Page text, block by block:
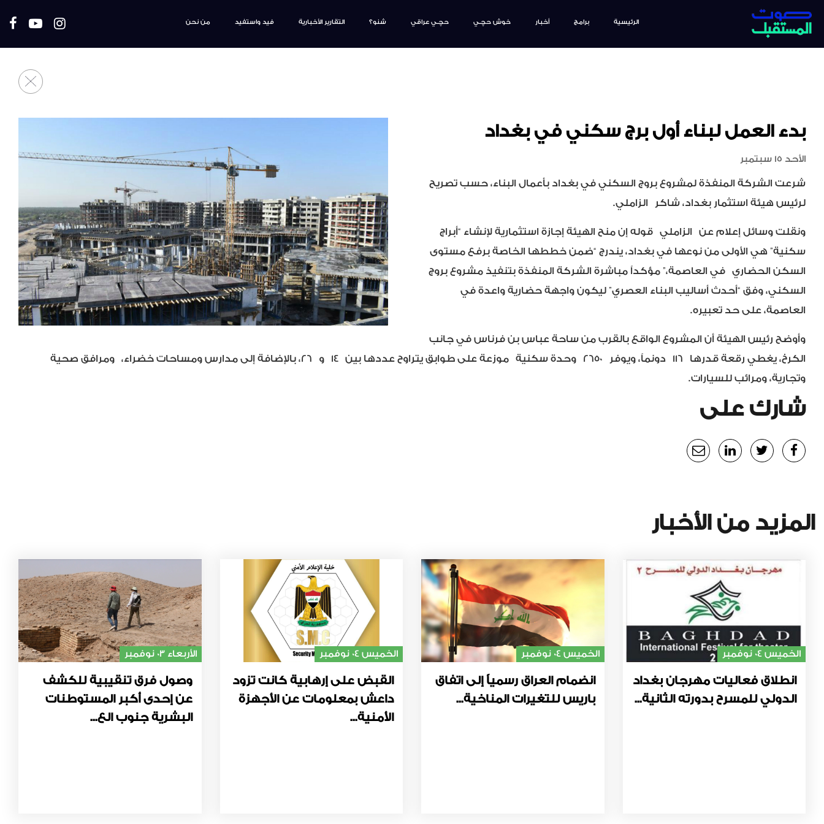
الرئيسية برامج أخبار خوش حچـي حچـي عراقي شنو؟ التقارير الأخبارية فيد واستفيد من نحن
بدء العمل لبناء أول برج سكني في بغداد
الأحد 15 سبتمبر
شرعت الشركة المنفذة لمشروع بروج السكني في بغداد بأعمال البناء، حسب تصريح
لرئيس هيئة استثمار بغداد، شاكر الزاملي.
ونقلت وسائل إعلام عن الزاملي قوله إن منح الهيئة إجازة استثمارية لإنشاء “أبراج
سكنية” هي الأولى من نوعها في بغداد، يندرج “ضمن خططها الخاصة برفع مستوى
السكن الحضاري في العاصمة،” مؤكداً مباشرة الشركة المنفذة بتنفيذ مشروع بروج
السكني، وفق “أحدث أساليب البناء العصري” ليكون واجهة حضارية واعدة في
العاصمة، على حد تعبيره.
وأوضح رئيس الهيئة أن المشروع الواقع بالقرب من ساحة عباس بن فرناس في جانب
الكرخ، يغطي رقعة قدرها 116 دونماً، ويوفر 2650 وحدة سكنية موزعة على طوابق يتراوح عددها بين 14 و 26، بالإضافة إلى مدارس ومساحات خضراء، ومرافق صحية
وتجارية، ومرائب للسيارات.
شارك على
المزيد من الأخبار
الخميس 04 نوفمبر
انطلاق فعاليات مهرجان بغداد
الدولي للمسرح بدورته الثانية...
الخميس 04 نوفمبر
انضمام العراق رسمياً إلى اتفاق
باريس للتغيرات المناخية...
الخميس 04 نوفمبر
القبض على إرهابية كانت تزود
داعش بمعلومات عن الأجهزة
الأمنية...
الأربعاء 03 نوفمبر
وصول فرق تنقيبية للكشف
عن إحدى أكبر المستوطنات
البشرية جنوب الع...